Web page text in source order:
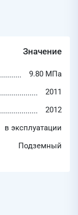
Значение
9.80 МПа
2011
2012
в эксплуатации
Подземный